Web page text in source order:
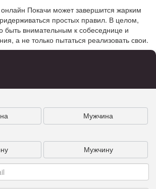
Покачи может завершится жарким
простых правил. В целом,
быть внимательным к собеседнице и
а не только пытаться реализовать свои.
Мужчина
Мужчину